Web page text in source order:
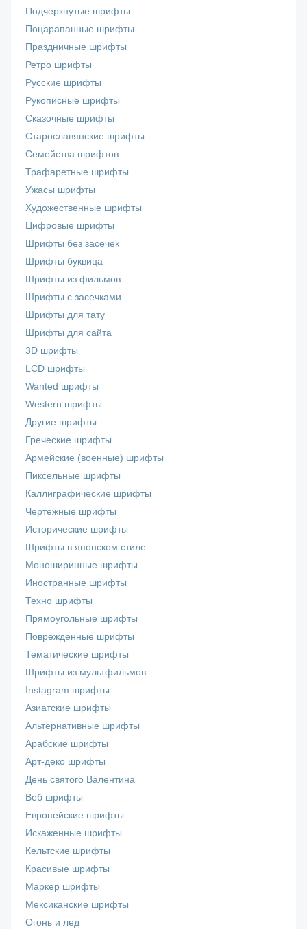
Подчеркнутые шрифты
Поцарапанные шрифты
Праздничные шрифты
Ретро шрифты
Русские шрифты
Рукописные шрифты
Сказочные шрифты
Старославянские шрифты
Семейства шрифтов
Трафаретные шрифты
Ужасы шрифты
Художественные шрифты
Цифровые шрифты
Шрифты без засечек
Шрифты буквица
Шрифты из фильмов
Шрифты с засечками
Шрифты для тату
Шрифты для сайта
3D шрифты
LCD шрифты
Wanted шрифты
Western шрифты
Другие шрифты
Греческие шрифты
Армейские (военные) шрифты
Пиксельные шрифты
Каллиграфические шрифты
Чертежные шрифты
Исторические шрифты
Шрифты в японском стиле
Моноширинные шрифты
Иностранные шрифты
Техно шрифты
Прямоугольные шрифты
Поврежденные шрифты
Тематические шрифты
Шрифты из мультфильмов
Instagram шрифты
Азиатские шрифты
Альтернативные шрифты
Арабские шрифты
Арт-деко шрифты
День святого Валентина
Веб шрифты
Европейские шрифты
Искаженные шрифты
Кельтские шрифты
Красивые шрифты
Маркер шрифты
Мексиканские шрифты
Огонь и лед